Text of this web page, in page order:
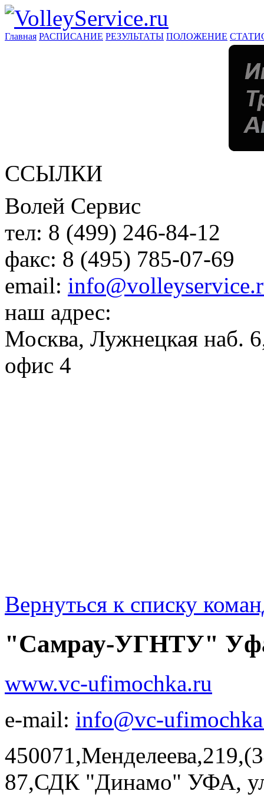
Главная РАСПИСАНИЕ РЕЗУЛЬТАТЫ ПОЛОЖЕНИЕ
ССЫЛКИ
Волей Сервис
тел: 8 (499) 246-84-12
факс: 8 (495) 785-07-69
email:
наш адрес:
Москва, Лужнецкая наб.
офис 4
Вернуться к списку
"Самрау-УГНТУ"
www.vc-ufimochka.ru
e-mail: info@vc-
87,СДК "Динамо" УФА,